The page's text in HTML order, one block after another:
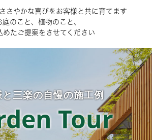
さやかな喜びをお客様と共に育てます
庭のこと、植物のこと、
めたご提案をさせてください
三楽の自慢の施工例
Tour